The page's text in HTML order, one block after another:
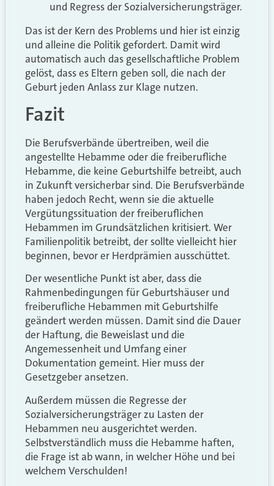
und Regress der Sozialversicherungsträger.
Das ist der Kern des Problems und hier ist einzig
und alleine die Politik gefordert. Damit wird
automatisch auch das gesellschaftliche Problem
gelöst, dass es Eltern geben soll, die nach der
Geburt jeden Anlass zur Klage nutzen.
Fazit
Die Berufsverbände übertreiben, weil die
angestellte Hebamme oder die freiberufliche
Hebamme, die keine Geburtshilfe betreibt, auch
in Zukunft versicherbar sind. Die Berufsverbände
haben jedoch Recht, wenn sie die aktuelle
Vergütungssituation der freiberuflichen
Hebammen im Grundsätzlichen kritisiert. Wer
Familienpolitik betreibt, der sollte vielleicht hier
beginnen, bevor er Herdprämien ausschüttet.
Der wesentliche Punkt ist aber, dass die
Rahmenbedingungen für Geburtshäuser und
freiberufliche Hebammen mit Geburtshilfe
geändert werden müssen. Damit sind die Dauer
der Haftung, die Beweislast und die
Angemessenheit und Umfang einer
Dokumentation gemeint. Hier muss der
Gesetzgeber ansetzen.
Außerdem müssen die Regresse der
Sozialversicherungsträger zu Lasten der
Hebammen neu ausgerichtet werden.
Selbstverständlich muss die Hebamme haften,
die Frage ist ab wann, in welcher Höhe und bei
welchem Verschulden!